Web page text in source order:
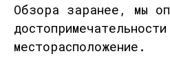
Обзора заранее, мы
месторасположение.